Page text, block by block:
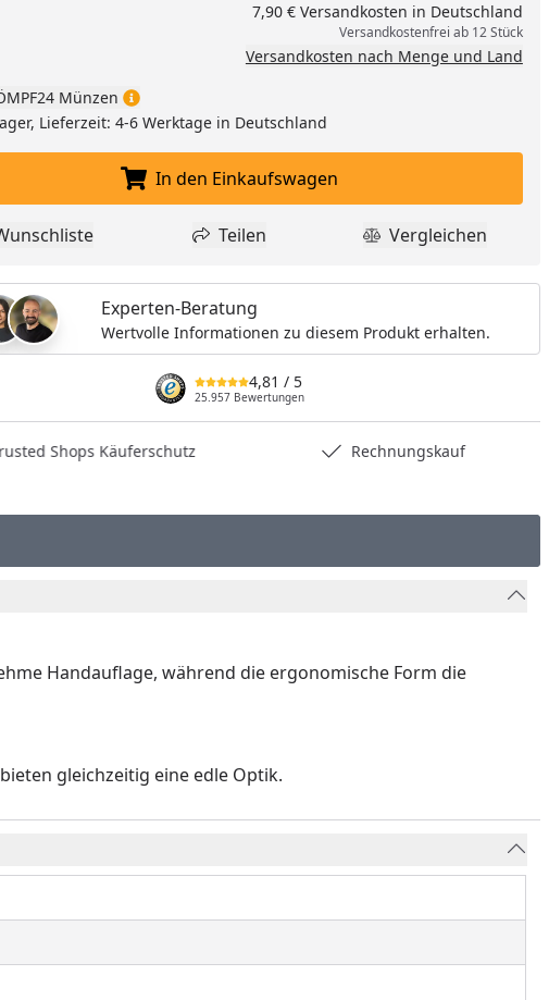
hinzufügen
7,90 € Versandkosten in Deutschland
Versandkostenfrei ab 12 Stück
Versandkosten nach Menge und Land
Münzen
Lieferzeit: 4-6 Werktage in Deutschland
In den Einkaufswagen legen
In den Einkaufswagen
Produkt zur Wunschliste hinzufügen
Teilen
Teilen Produkt
Vergleichen
Experten-Beratung
Wertvolle Informationen zu diesem Produkt erhalten.
4,81 / 5
25.957 Bewertungen
Shops Käuferschutz Rechnungskauf
Handauflage, während die ergonomische Form die
gleichzeitig eine edle Optik.